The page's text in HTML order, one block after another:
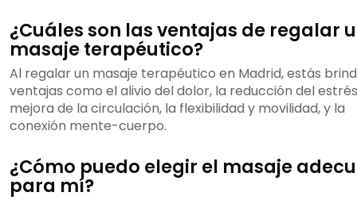
¿Cuáles son las ventajas de regalar
masaje terapéutico?
Al regalar un masaje terapéutico en Madrid, estás
ventajas como el alivio del dolor, la reducción del
mejora de la circulación, la flexibilidad y movilidad, y la
conexión mente-cuerpo.
¿Cómo puedo elegir el masaje
para mí?